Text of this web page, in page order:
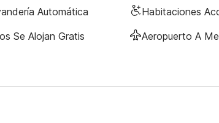
Automática
Habitaciones
Se Alojan Gratis Aeropuerto A